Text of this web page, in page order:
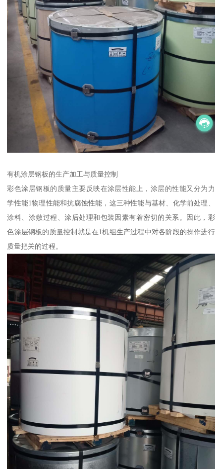
有机涂层钢板的生产加工与质量控制
彩色涂层钢板的质量主要反映在涂层性能上，涂层的性能又分为力
学性能1物理性能和抗腐蚀性能，这三种性能与基材、化学前处理、
涂料、涂敷过程、涂后处理和包装因素有着密切的关系。因此，彩
色涂层钢板的质量控制就是在1机组生产过程中对各阶段的操作进行
质量把关的过程。